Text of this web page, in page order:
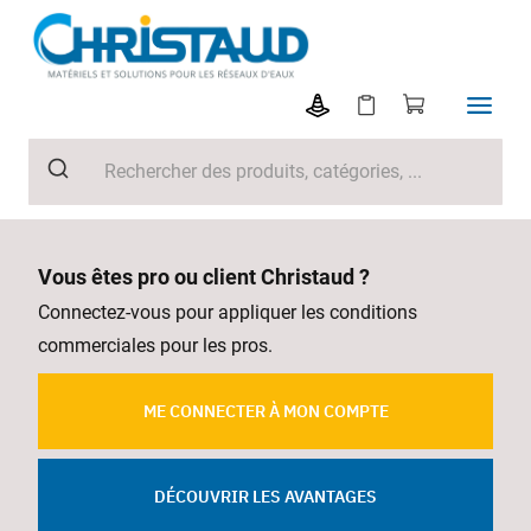
Vous êtes pro ou client Christaud ?
Connectez-vous pour appliquer les conditions
commerciales pour les pros.
ME CONNECTER À MON COMPTE
DÉCOUVRIR LES AVANTAGES